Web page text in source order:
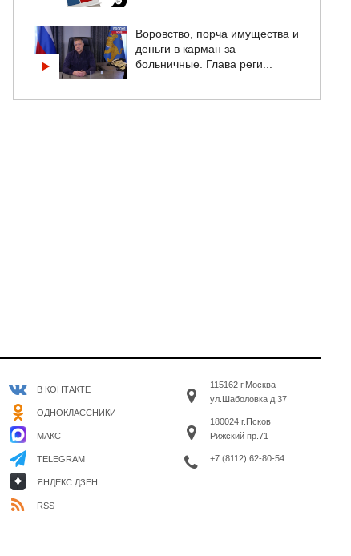
Воровство, порча имущества и
деньги в карман за
больничные. Глава реги...
В КОНТАКТЕ
ОДНОКЛАССНИКИ
МАКС
TELEGRAM
ЯНДЕКС ДЗЕН
RSS
115162 г.Москва
ул.Шаболовка д.37
180024 г.Псков
Рижский пр.71
+7 (8112) 62-80-54